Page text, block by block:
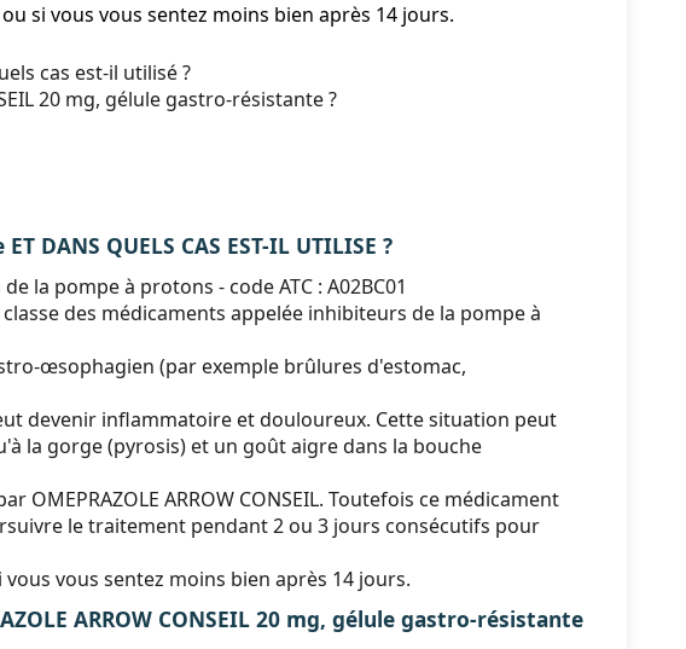
si vous vous sentez moins bien après 14 jours.
cas est-il utilisé ?
20 mg, gélule gastro-résistante ?
DANS QUELS CAS EST-IL UTILISE ?
la pompe à protons - code ATC : A02BC01
classe des médicaments appelée inhibiteurs de la pompe à
œsophagien (par exemple brûlures d'estomac,
devenir inflammatoire et douloureux. Cette situation peut
la gorge (pyrosis) et un goût aigre dans la bouche
ARROW CONSEIL. Toutefois ce médicament
le traitement pendant 2 ou 3 jours consécutifs pour
vous sentez moins bien après 14 jours.
ARROW CONSEIL 20 mg, gélule gastro-résistante